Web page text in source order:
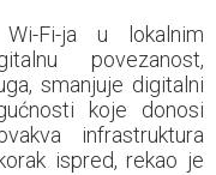
Fi-ja u lokalnim
povezanost,
smanjuje digitalni
koje donosi
infrastruktura
ispred, rekao je